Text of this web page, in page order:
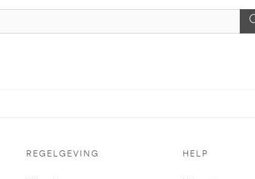
REGELGEVING HELP